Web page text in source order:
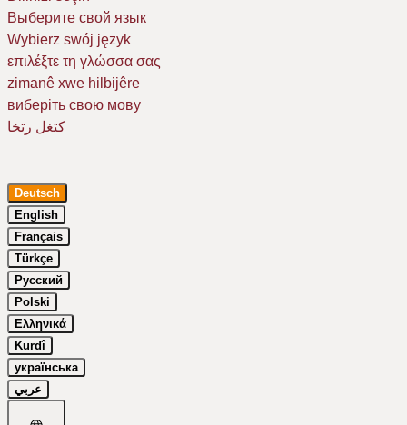
Выберите свой язык
Wybierz swój język
επιλέξτε τη γλώσσα σας
zimanê xwe hilbijêre
виберіть свою мову
كتغل رتخا
Deutsch
English
Français
Türkçe
Русский
Polski
Ελληνικά
Kurdî
українська
عربي
Um Ihr Erlebnis auf unserer Website zu verbessern, verwenden wir
Cookies. Dazu benötigen wir Ihre Einwilligung. Erfahren Sie mehr in
unsererDatenschutzerklärung
Google Maps